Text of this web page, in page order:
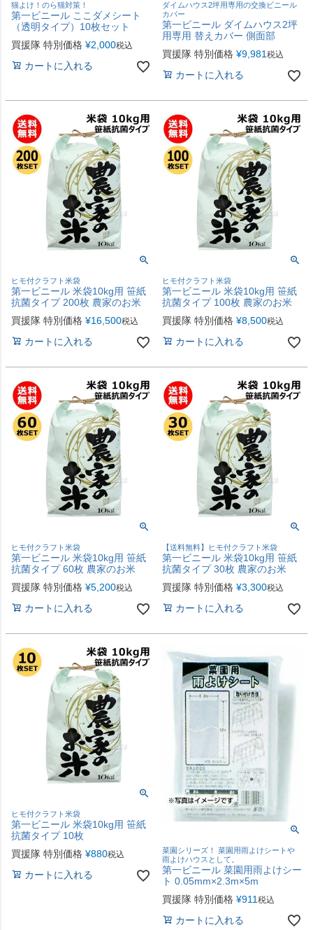
猫よけ！のら猫対策！
第一ビニール ここダメシート
（透明タイプ）10枚セット
買援隊 特別価格 ¥2,000税込
カートに入れる
ダイムハウス2坪用専用の交換ビニール
カバー
第一ビニール ダイムハウス2坪
用専用 替えカバー 側面部
買援隊 特別価格 ¥9,981税込
カートに入れる
ヒモ付クラフト米袋
第一ビニール 米袋10kg用 笹紙
抗菌タイプ 200枚 農家のお米
買援隊 特別価格 ¥16,500税込
カートに入れる
ヒモ付クラフト米袋
第一ビニール 米袋10kg用 笹紙
抗菌タイプ 100枚 農家のお米
買援隊 特別価格 ¥8,500税込
カートに入れる
ヒモ付クラフト米袋
第一ビニール 米袋10kg用 笹紙
抗菌タイプ 60枚 農家のお米
買援隊 特別価格 ¥5,200税込
カートに入れる
【送料無料】ヒモ付クラフト米袋
第一ビニール 米袋10kg用 笹紙
抗菌タイプ 30枚 農家のお米
買援隊 特別価格 ¥3,300税込
カートに入れる
ヒモ付クラフト米袋
第一ビニール 米袋10kg用 笹紙
抗菌タイプ 10枚
買援隊 特別価格 ¥880税込
カートに入れる
菜園シリーズ！ 菜園用雨よけシートや
雨よけハウスとして。
第一ビニール 菜園用雨よけシー
ト 0.05mm×2.3m×5m
買援隊 特別価格 ¥911 税込
カートに入れる